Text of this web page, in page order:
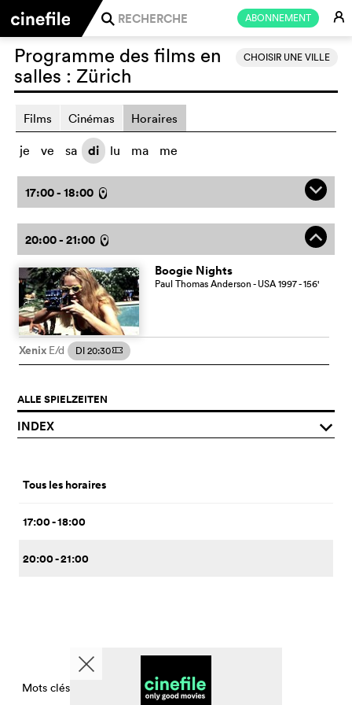
ABONNEMENT E
j
CHOISIR UNE VILLE
Programme des films en
salles : Zürich
Films Cinémas Horaires
je ve sa di lu ma me
17:00 - 18:00 l q
20:00 - 21:00 l o
Boogie Nights
Paul Thomas Anderson- USA1997- 156'
Xenix E/d DI 20:30m
ALLE SPIELZEITEN
INDEX q
Tous les horaires
17:00 - 18:00
20:00 - 21:00
Mots clés CinemaTimesPerDay